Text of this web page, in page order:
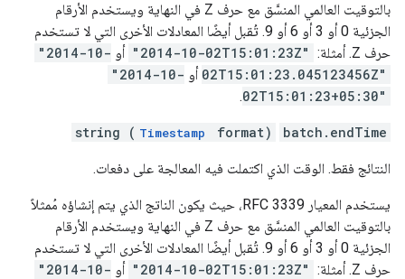
بالتوقيت العالمي المنسَّق مع حرف Z في النهاية ويستخدم الأرقام
الجزئية 0 أو 3 أو 6 أو 9. تُقبل أيضًا المعادلات الأخرى التي لا تستخدم
حرف Z. أمثلة:
"2014-10-02T15:01:23Z" أو "2014-10-
02T15:01:23.045123456Z" أو "2014-10-
02T15:01:23+05:30"
.
batch.endTime
string ( Timestamp format)
النتائج فقط. الوقت الذي اكتملت فيه المعالجة على دفعات.
يستخدم المعيار RFC 3339، حيث يكون الناتج الذي يتم إنشاؤه مُمثلاً
بالتوقيت العالمي المنسَّق مع حرف Z في النهاية ويستخدم الأرقام
الجزئية 0 أو 3 أو 6 أو 9. تُقبل أيضًا المعادلات الأخرى التي لا تستخدم
حرف Z. أمثلة:
"2014-10-02T15:01:23Z" أو "2014-10-